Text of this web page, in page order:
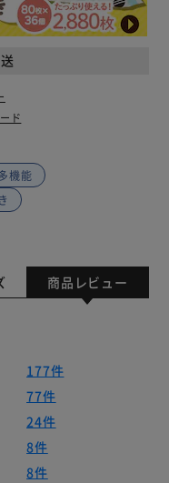
ド
機能
商品レビュー
177件
77件
24件
8件
8件